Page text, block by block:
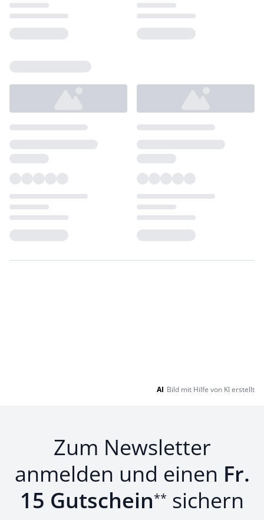
AI Bild mit Hilfe von KI erstellt
Zum Newsletter
anmelden und einen Fr.
15 Gutschein** sichern